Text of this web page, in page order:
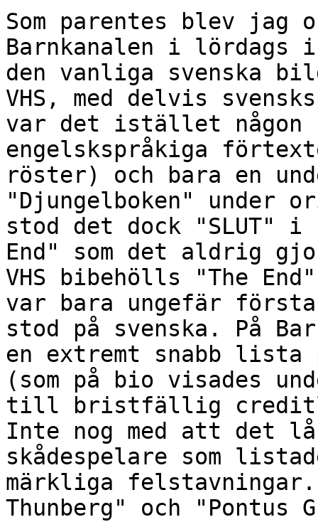
Som parentes blev jag
Barnkanalen i lördags
den vanliga svenska
VHS, med delvis
var det istället någon
engelskspråkiga
röster) och bara en
"Djungelboken"
stod det dock
End" som det aldrig
VHS bibehölls "The
var bara ungefär
stod på svenska. På
en extremt snabb
(som på bio visades
till bristfällig
Inte nog med att det
skådespelare som
märkliga
Thunberg" och "Pontus